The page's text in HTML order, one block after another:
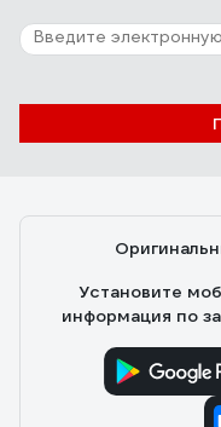
Установите
информация по